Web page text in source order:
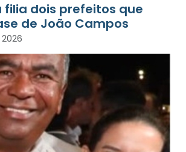
filia dois prefeitos que
de João Campos